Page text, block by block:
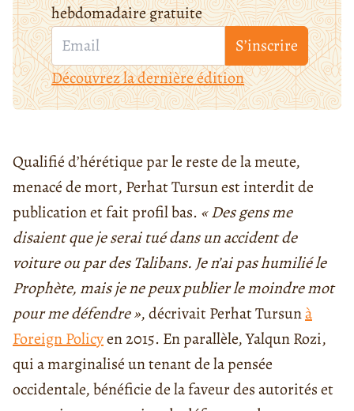
hebdomadaire gratuite
S’inscrire
Découvrez la dernière édition
Qualifié d’hérétique par le reste de la meute,
menacé de mort, Perhat Tursun est interdit de
publication et fait profil bas. « Des gens me
disaient que je serai tué dans un accident de
voiture ou par des Talibans. Je n’ai pas humilié le
Prophète, mais je ne peux publier le moindre mot
pour me défendre », décrivait Perhat Tursunà
Foreign Policyen 2015. En parallèle, Yalqun Rozi,
qui a marginalisé un tenant de la pensée
occidentale, bénéficie de la faveur des autorités et